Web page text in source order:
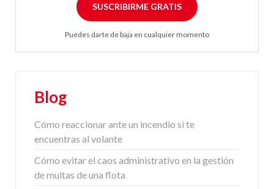
SUSCRIBIRME GRATIS
Puedes darte de baja en cualquier momento
Blog
Cómo reaccionar ante un incendio si te
encuentras al volante
Cómo evitar el caos administrativo en la gestión
de multas de una flota